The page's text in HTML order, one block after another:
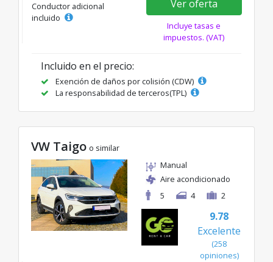
Conductor adicional
incluido
Ver oferta
Incluye tasas e
impuestos. (VAT)
Incluido en el precio:
Exención de daños por colisión (CDW)
La responsabilidad de terceros(TPL)
VW Taigo o similar
Manual
Aire acondicionado
5
4 2
9.78
Excelente
(258
opiniones)